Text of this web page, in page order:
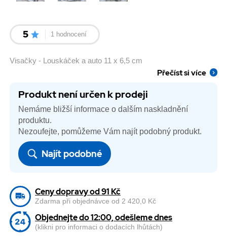
5 1 hodnocení
Visačky - Louskáček a auto 11 x 6,5 cm
Přečíst si více
Produkt není určen k prodeji
Nemáme bližší informace o dalším naskladnění
produktu.
Nezoufejte, pomůžeme Vám najít podobný produkt.
Najít podobné
Ceny dopravy od 91 Kč
Zdarma při objednávce od 2 420,0 Kč
Objednejte do 12:00, odešleme dnes
(klikni pro informaci o dodacích lhůtách)